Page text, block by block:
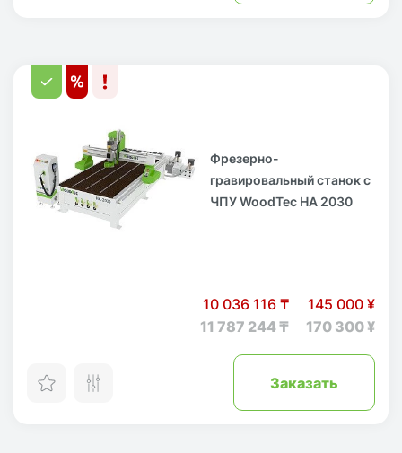
Фрезерно-
гравировальный станок с
ЧПУ WoodTec HA 2030
10 036 116 ₸
11 787 244 ₸
145 000 ¥
170 300 ¥
Заказать